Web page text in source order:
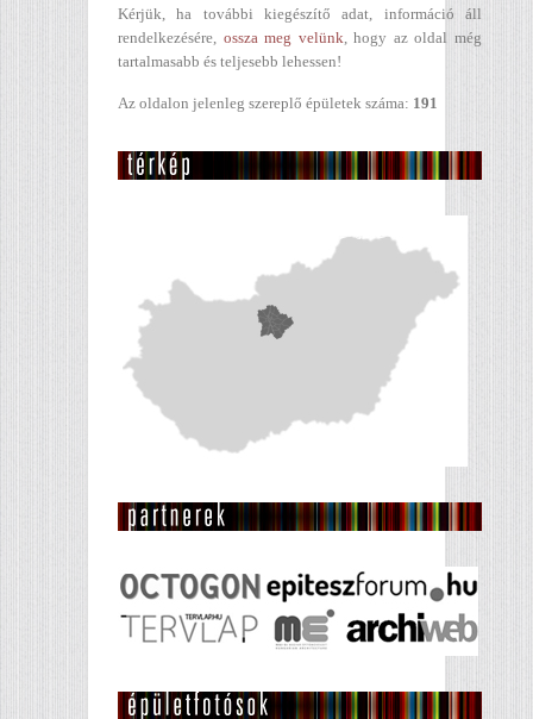
Kérjük, ha további kiegészítő adat, információ áll
rendelkezésére, ossza meg velünk , hogy az oldal még
tartalmasabb és teljesebb lehessen!
Az oldalon jelenleg szereplő épületek száma: 191